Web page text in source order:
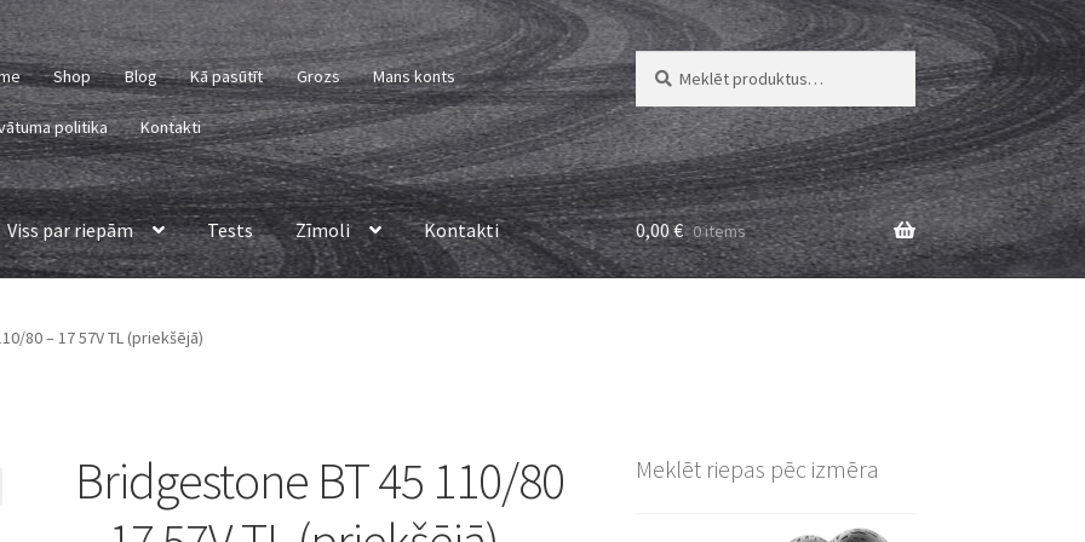
Shop Blog Kā pasūtīt Grozs Mans konts
politika Kontakti
Meklēt:
Meklēt
Viss par riepām Tests Zīmoli Kontakti 0,00€ 0 items
80 – 17 57V TL (priekšējā)
Bridgestone BT 45 110/80
Meklēt riepas pēc izmēra